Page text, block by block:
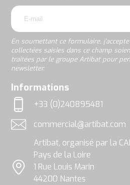
email
En soumettant ce formulaire,
collectées saisies dans ce champ
traitées par le groupe Artibat pour
newsletter.
rgpd
les
informations
dans
ce
champ
soient
exploitées
et
traitées
par
le
Artibat
permettre
l’envoi
Informations
Téléphone
+33 (0)240895481
Adresse email
commercial@artibat.com
Localisation
Artibat, organisé par la
Pays de la Loire
1 Rue Louis Marin
44200 Nantes